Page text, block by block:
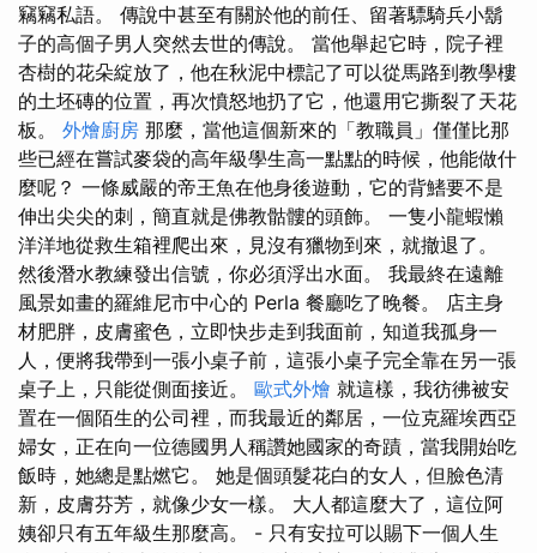
竊竊私語。 傳說中甚至有關於他的前任、留著驃騎兵小鬍
子的高個子男人突然去世的傳說。 當他舉起它時，院子裡
杏樹的花朵綻放了，他在秋泥中標記了可以從馬路到教學樓
的土坯磚的位置，再次憤怒地扔了它，他還用它撕裂了天花
板。 外燴廚房 那麼，當他這個新來的「教職員」僅僅比那
些已經在嘗試麥袋的高年級學生高一點點的時候，他能做什
麼呢？ 一條威嚴的帝王魚在他身後遊動，它的背鰭要不是
伸出尖尖的刺，簡直就是佛教骷髏的頭飾。 一隻小龍蝦懶
洋洋地從救生箱裡爬出來，見沒有獵物到來，就撤退了。
然後潛水教練發出信號，你必須浮出水面。 我最終在遠離
風景如畫的羅維尼市中心的 Perla 餐廳吃了晚餐。 店主身
材肥胖，皮膚蜜色，立即快步走到我面前，知道我孤身一
人，便將我帶到一張小桌子前，這張小桌子完全靠在另一張
桌子上，只能從側面接近。 歐式外燴 就這樣，我彷彿被安
置在一個陌生的公司裡，而我最近的鄰居，一位克羅埃西亞
婦女，正在向一位德國男人稱讚她國家的奇蹟，當我開始吃
飯時，她總是點燃它。 她是個頭髮花白的女人，但臉色清
新，皮膚芬芳，就像少女一樣。 大人都這麼大了，這位阿
姨卻只有五年級生那麼高。 - 只有安拉可以賜下一個人生